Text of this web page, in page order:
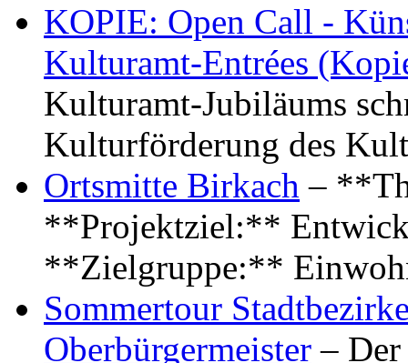
KOPIE: Open Call -
Kulturamt-Entrées
Kulturamt-Jubiläums
Kulturförderung des
Ortsmitte Birkach –
**Projektziel:**
**Zielgruppe:**
Sommertour
Oberbürgermeister –